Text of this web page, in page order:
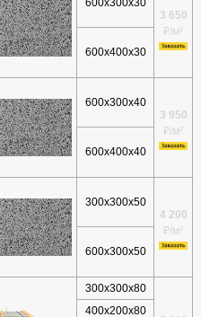
3 650
₽/м²
600х400х30
600х300х40
3 950
₽/м²
600х400х40
300х300х50
4 200
₽/м²
600х300х50
300х300х80
400х200х80